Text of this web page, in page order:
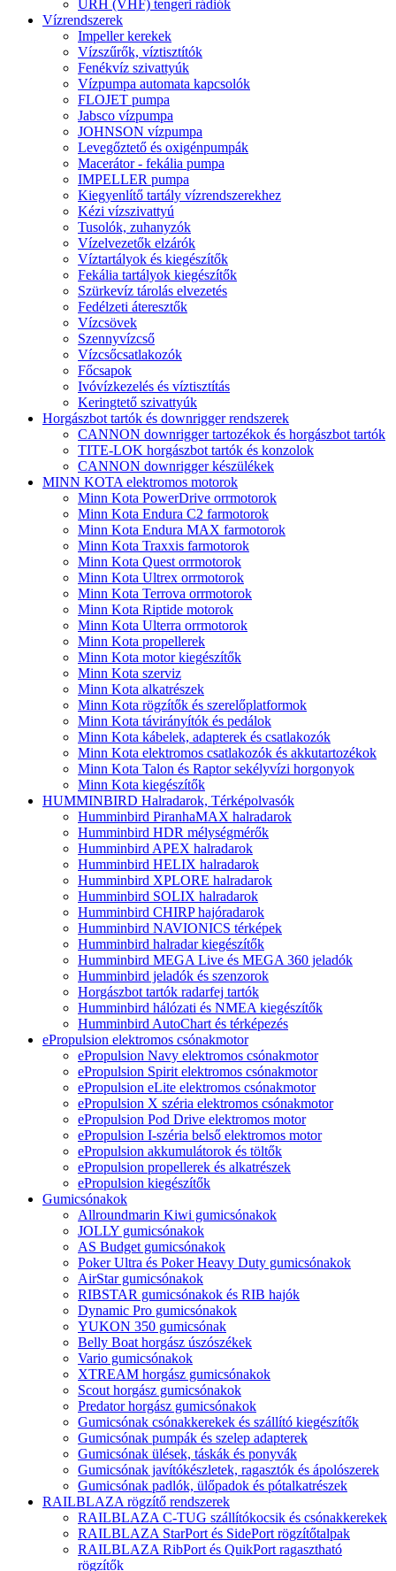
URH (VHF) tengeri rádiók
Vízrendszerek
Impeller kerekek
Vízszűrők, víztisztítók
Fenékvíz szivattyúk
Vízpumpa automata kapcsolók
FLOJET pumpa
Jabsco vízpumpa
JOHNSON vízpumpa
Levegőztető és oxigénpumpák
Macerátor - fekália pumpa
IMPELLER pumpa
Kiegyenlítő tartály vízrendszerekhez
Kézi vízszivattyú
Tusolók, zuhanyzók
Vízelvezetők elzárók
Víztartályok és kiegészítők
Fekália tartályok kiegészítők
Szürkevíz tárolás elvezetés
Fedélzeti áteresztők
Vízcsövek
Szennyvízcső
Vízcsőcsatlakozók
Főcsapok
Ivóvízkezelés és víztisztítás
Keringtető szivattyúk
Horgászbot tartók és downrigger rendszerek
CANNON downrigger tartozékok és horgászbot tartók
TITE-LOK horgászbot tartók és konzolok
CANNON downrigger készülékek
MINN KOTA elektromos motorok
Minn Kota PowerDrive orrmotorok
Minn Kota Endura C2 farmotorok
Minn Kota Endura MAX farmotorok
Minn Kota Traxxis farmotorok
Minn Kota Quest orrmotorok
Minn Kota Ultrex orrmotorok
Minn Kota Terrova orrmotorok
Minn Kota Riptide motorok
Minn Kota Ulterra orrmotorok
Minn Kota propellerek
Minn Kota motor kiegészítők
Minn Kota szerviz
Minn Kota alkatrészek
Minn Kota rögzítők és szerelőplatformok
Minn Kota távirányítók és pedálok
Minn Kota kábelek, adapterek és csatlakozók
Minn Kota elektromos csatlakozók és akkutartozékok
Minn Kota Talon és Raptor sekélyvízi horgonyok
Minn Kota kiegészítők
HUMMINBIRD Halradarok, Térképolvasók
Humminbird PiranhaMAX halradarok
Humminbird HDR mélységmérők
Humminbird APEX halradarok
Humminbird HELIX halradarok
Humminbird XPLORE halradarok
Humminbird SOLIX halradarok
Humminbird CHIRP hajóradarok
Humminbird NAVIONICS térképek
Humminbird halradar kiegészítők
Humminbird MEGA Live és MEGA 360 jeladók
Humminbird jeladók és szenzorok
Horgászbot tartók radarfej tartók
Humminbird hálózati és NMEA kiegészítők
Humminbird AutoChart és térképezés
ePropulsion elektromos csónakmotor
ePropulsion Navy elektromos csónakmotor
ePropulsion Spirit elektromos csónakmotor
ePropulsion eLite elektromos csónakmotor
ePropulsion X széria elektromos csónakmotor
ePropulsion Pod Drive elektromos motor
ePropulsion I-széria belső elektromos motor
ePropulsion akkumulátorok és töltők
ePropulsion propellerek és alkatrészek
ePropulsion kiegészítők
Gumicsónakok
Allroundmarin Kiwi gumicsónakok
JOLLY gumicsónakok
AS Budget gumicsónakok
Poker Ultra és Poker Heavy Duty gumicsónakok
AirStar gumicsónakok
RIBSTAR gumicsónakok és RIB hajók
Dynamic Pro gumicsónakok
YUKON 350 gumicsónak
Belly Boat horgász úszószékek
Vario gumicsónakok
XTREAM horgász gumicsónakok
Scout horgász gumicsónakok
Predator horgász gumicsónakok
Gumicsónak csónakkerekek és szállító kiegészítők
Gumicsónak pumpák és szelep adapterek
Gumicsónak ülések, táskák és ponyvák
Gumicsónak javítókészletek, ragasztók és ápolószerek
Gumicsónak padlók, ülőpadok és pótalkatrészek
RAILBLAZA rögzítő rendszerek
RAILBLAZA C-TUG szállítókocsik és csónakkerekek
RAILBLAZA StarPort és SidePort rögzítőtalpak
RAILBLAZA RibPort és QuikPort ragasztható
rögzítők